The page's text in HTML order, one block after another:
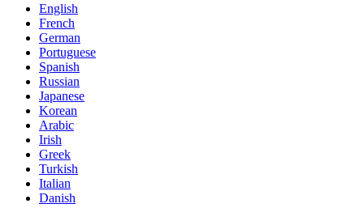
English
French
German
Portuguese
Spanish
Russian
Japanese
Korean
Arabic
Irish
Greek
Turkish
Italian
Danish